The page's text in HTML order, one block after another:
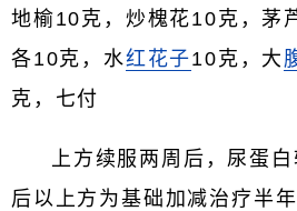
地榆10克，炒槐花10克，茅
各10克，水红花子10克，大
克，七付
上方续服两周后，尿蛋白
后以上方为基础加减治疗半